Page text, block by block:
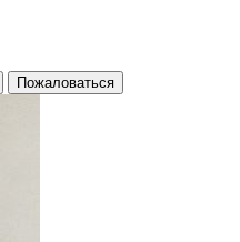
Пожаловаться